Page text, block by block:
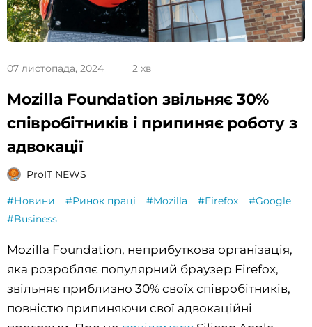
07 листопада, 2024 2 хв
Mozilla Foundation звільняє 30%
співробітників і припиняє роботу з
адвокації
ProIT NEWS
#Новини #Ринок праці #Mozilla #Firefox
#Google
#Business
Mozilla Foundation, неприбуткова організація,
яка розробляє популярний браузер Firefox,
звільняє приблизно 30% своїх співробітників,
повністю припиняючи свої адвокаційні